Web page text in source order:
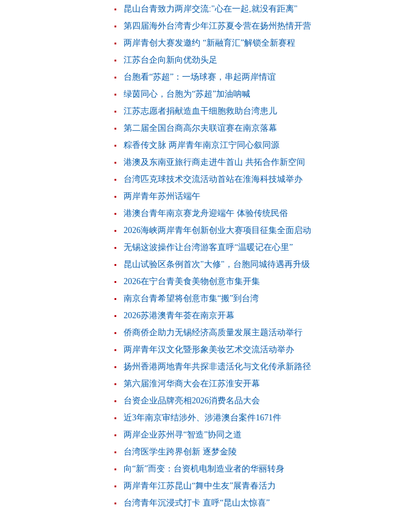
昆山台青致力两岸交流:"心在一起,就没有距离"
第四届海外台湾青少年江苏夏令营在扬州热情开营
两岸青创大赛发邀约 “新融育汇”解锁全新赛程
江苏台企向新向优劲头足
台胞看“苏超”：一场球赛，串起两岸情谊
绿茵同心，台胞为“苏超”加油呐喊
江苏志愿者捐献造血干细胞救助台湾患儿
第二届全国台商高尔夫联谊赛在南京落幕
粽香传文脉 两岸青年南京江宁同心叙同源
港澳及东南亚旅行商走进牛首山 共拓合作新空间
台湾匹克球技术交流活动首站在淮海科技城举办
两岸青年苏州话端午
港澳台青年南京赛龙舟迎端午 体验传统民俗
2026海峡两岸青年创新创业大赛项目征集全面启动
无锡这波操作让台湾游客直呼“温暖记在心里”
昆山试验区条例首次"大修"，台胞同城待遇再升级
2026在宁台青美食美物创意市集开集
南京台青希望将创意市集“搬”到台湾
2026苏港澳青年荟在南京开幕
侨商侨企助力无锡经济高质量发展主题活动举行
两岸青年汉文化暨形象美妆艺术交流活动举办
扬州香港两地青年共探非遗活化与文化传承新路径
第六届淮河华商大会在江苏淮安开幕
台资企业品牌亮相2026消费名品大会
近3年南京审结涉外、涉港澳台案件1671件
两岸企业苏州寻“智造”协同之道
台湾医学生跨界创新 逐梦金陵
向“新”而变：台资机电制造业者的华丽转身
两岸青年江苏昆山“舞中生友”展青春活力
台湾青年沉浸式打卡 直呼“昆山太惊喜”